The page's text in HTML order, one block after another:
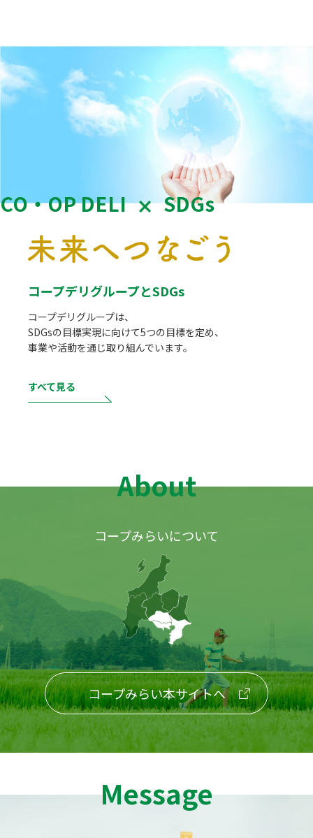
CO・OP DELI SDGs
コープデリグループとSDGs
コープデリグループは、
SDGsの目標実現に向けて5つの目標を定め、
事業や活動を通じ取り組んでいます。
すべて見る
About
コープみらいについて
コープみらい本サイトへ
Message